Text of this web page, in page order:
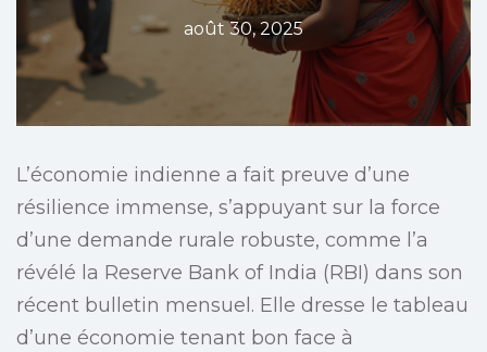
août 30, 2025
L’économie indienne a fait preuve d’une
résilience immense, s’appuyant sur la force
d’une demande rurale robuste, comme l’a
révélé la Reserve Bank of India (RBI) dans son
récent bulletin mensuel. Elle dresse le tableau
d’une économie tenant bon face à